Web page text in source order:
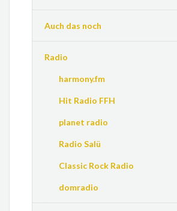
Auch das noch
Radio
harmony.fm
Hit Radio FFH
planet radio
Radio Salü
Classic Rock Radio
domradio